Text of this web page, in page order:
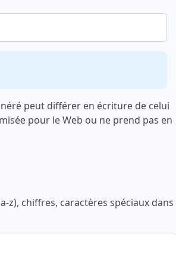
peut différer en écriture de celui
pour le Web ou ne prend pas en
z), chiffres, caractères spéciaux dans